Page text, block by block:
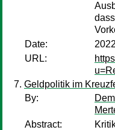
Date:
2022
URL:
Geldpolitik im
By:
Abstract: